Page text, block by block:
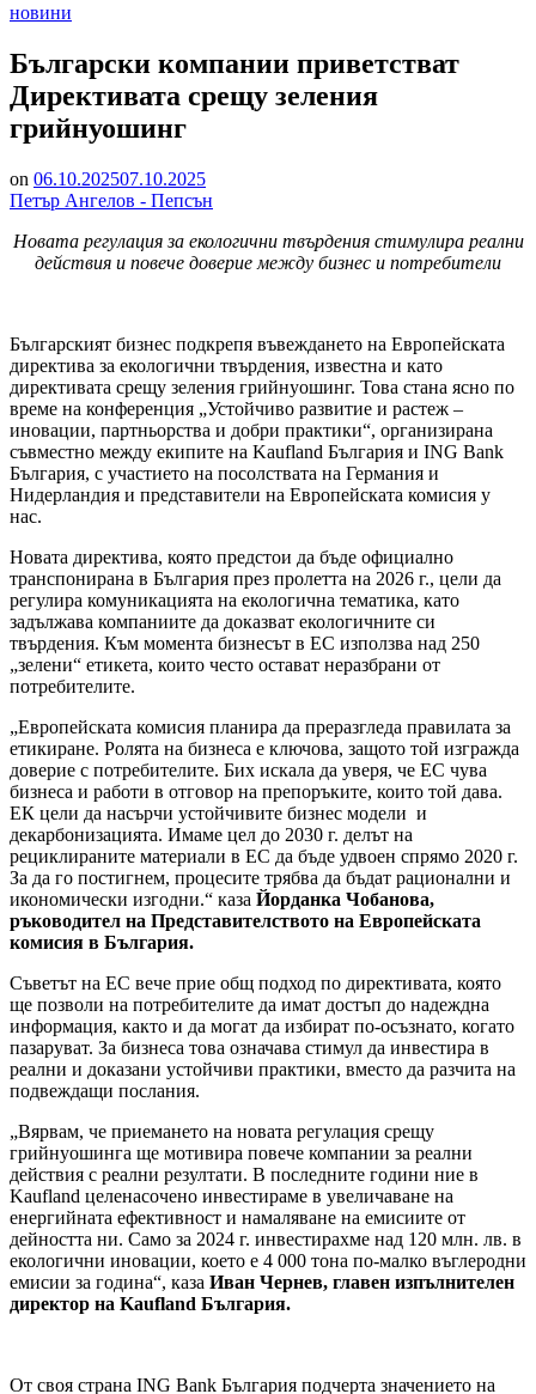
Posted
новини
Български компaнии приветстват
Директивата срещу зеления
грийнуошинг
on 06.10.202507.10.2025
Петър Ангелов - Пепсън
Новата регулация за екологични твърдения стимулира реални
действия и повече доверие между бизнес и потребители
Българският бизнес подкрепя въвеждането на Европейската
директива за екологични твърдения, известна и като
директивата срещу зеления грийнуошинг. Това стана ясно по
време на конференция „Устойчиво развитие и растеж –
иновации, партньорства и добри практики“, организирана
съвместно между екипите на Kaufland България и ING Bank
България, с участието на посолствата на Германия и
Нидерландия и представители на Европейската комисия у
нас.
Новата директива, която предстои да бъде официално
транспонирана в България през пролетта на 2026 г., цели да
регулира комуникацията на екологична тематика, като
задължава компаниите да доказват екологичните си
твърдения. Към момента бизнесът в ЕС използва над 250
„зелени“ етикета, които често остават неразбрани от
потребителите.
„Европейската комисия планира да преразгледа правилата за
етикиране. Ролята на бизнеса е ключова, защото той изгражда
доверие с потребителите. Бих искала да уверя, че ЕС чува
бизнеса и работи в отговор на препоръките, които той дава.
ЕК цели да насърчи устойчивите бизнес модели и
декарбонизацията. Имаме цел до 2030 г. делът на
рециклираните материали в ЕС да бъде удвоен спрямо 2020 г.
За да го постигнем, процесите трябва да бъдат рационални и
икономически изгодни.“ каза Йорданка Чобанова,
ръководител на Представителството на Европейската
комисия в България.
Съветът на ЕС вече прие общ подход по директивата, която
ще позволи на потребителите да имат достъп до надеждна
информация, както и да могат да избират по-осъзнато, когато
пазаруват. За бизнеса това означава стимул да инвестира в
реални и доказани устойчиви практики, вместо да разчита на
подвеждащи послания.
„Вярвам, че приемането на новата регулация срещу
грийнуошинга ще мотивира повече компании за реални
действия с реални резултати. В последните години ние в
Kaufland целенасочено инвестираме в увеличаване на
енергийната ефективност и намаляване на емисиите от
дейността ни. Само за 2024 г. инвестирахме над 120 млн. лв. в
екологични иновации, което е 4 000 тона по-малко въглеродни
емисии за година“, каза Иван Чернев, главен изпълнителен
директор на Kaufland България.
От своя страна ING Bank България подчерта значението на